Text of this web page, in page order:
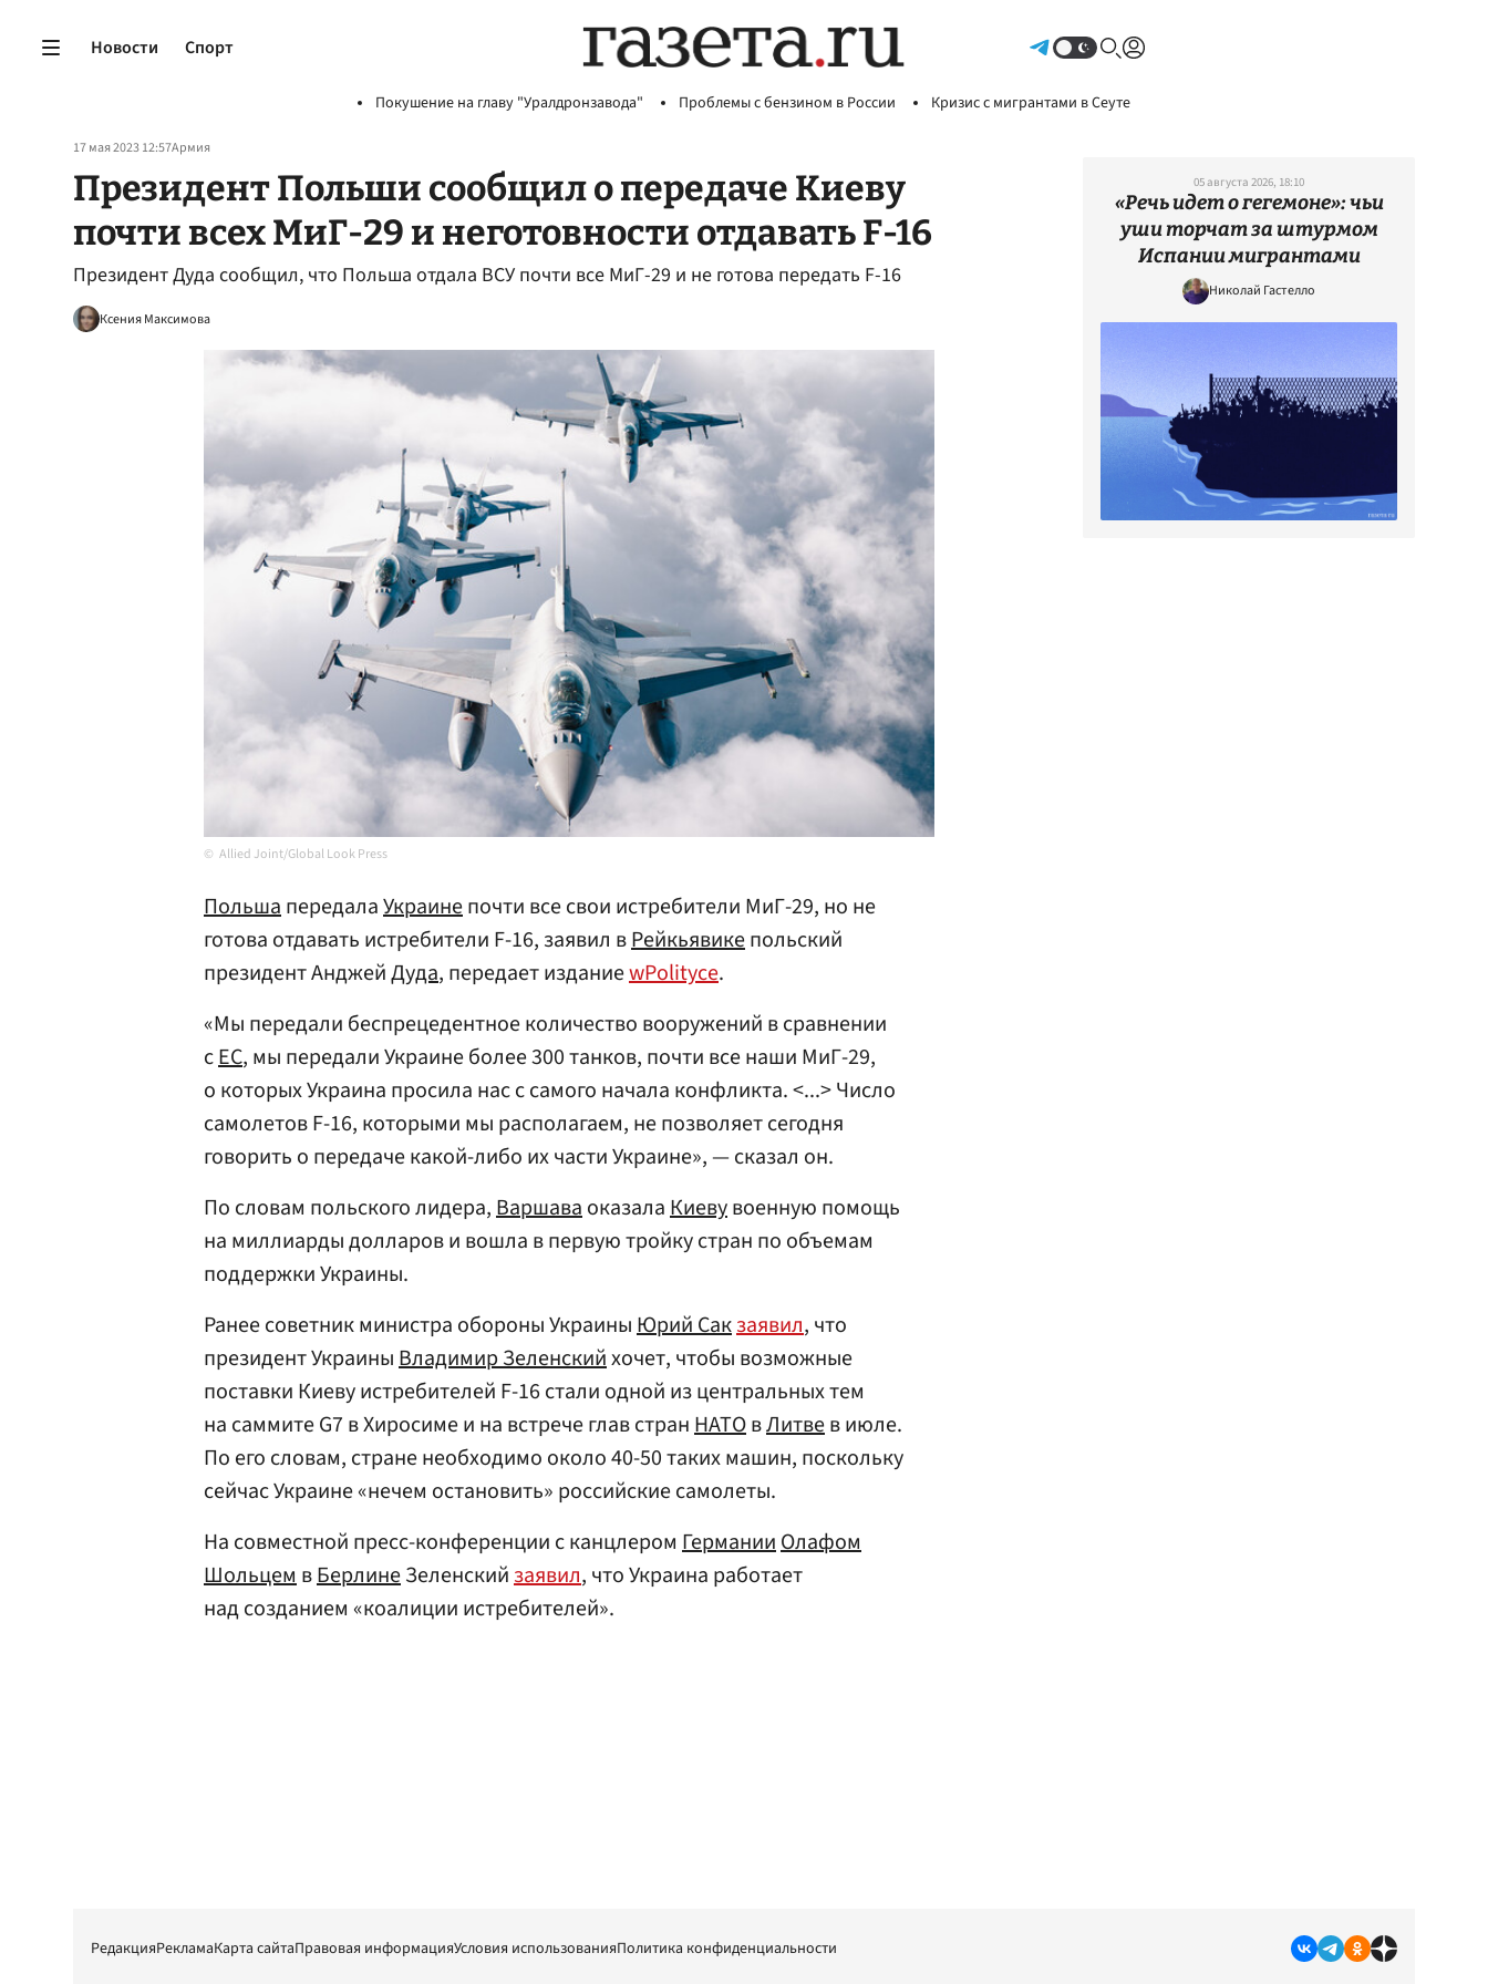
Новости Спорт
Покушение на главу "Уралдронзавода" Проблемы с бензином в России Кризис с мигрантами в Сеуте
17 мая 2023 12:57Армия
Президент Польши сообщил о передаче Киеву
почти всех МиГ-29 и неготовности отдавать F-16
Президент Дуда сообщил, что Польша отдала ВСУ почти все МиГ-29 и не готова передать F-16
Ксения Максимова
Allied Joint/Global Look Press
ПольшапередалаУкраинепочти все свои истребители МиГ-29, но не
готова отдавать истребители F-16, заявил вРейкьявикепольский
президент АнджейДуда, передает изданиеwPolityce.
«Мы передали беспрецедентное количество вооружений в сравнении
сЕС, мы передали Украине более 300 танков, почти все наши МиГ-29,
о которых Украина просила нас с самого начала конфликта. <...> Число
самолетов F-16, которыми мы располагаем, не позволяет сегодня
говорить о передаче какой-либо их части Украине», — сказал он.
По словам польского лидера,ВаршаваоказалаКиевувоенную помощь
на миллиарды долларов и вошла в первую тройку стран по объемам
поддержки Украины.
Ранее советник министра обороны УкраиныЮрий Сакзаявил, что
президент УкраиныВладимир Зеленскийхочет, чтобы возможные
поставки Киеву истребителей F-16 стали одной из центральных тем
на саммите G7 в Хиросиме и на встрече глав странНАТОвЛитвев июле.
По его словам, стране необходимо около 40-50 таких машин, поскольку
сейчас Украине «нечем остановить» российские самолеты.
На совместной пресс-конференции с канцлером ГерманииОлафом
ШольцемвБерлинеЗеленскийзаявил, что Украина работает
над созданием «коалиции истребителей».
05 августа 2026, 18:10
«Речь идет о гегемоне»: чьи
уши торчат за штурмом
Испании мигрантами
Николай Гастелло
РедакцияРекламаКарта сайтаПравовая информацияУсловия использованияПолитика конфиденциальности